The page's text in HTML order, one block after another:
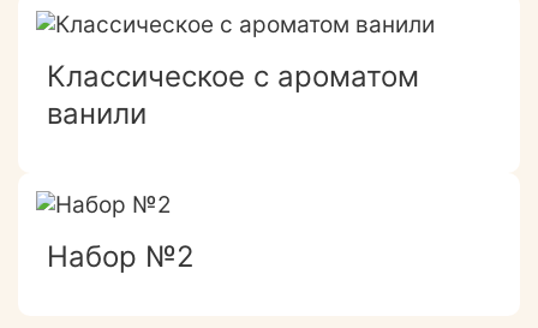
Классическое с ароматом
ванили
Набор №2